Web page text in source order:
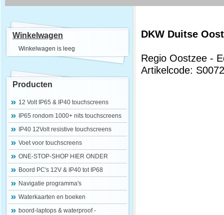
Winkelwagen
Winkelwagen is leeg
Producten
12 Volt IP65 & IP40 touchscreens
IP65 rondom 1000+ nits touchscreens
IP40 12Volt resistive touchscreens
Voet voor touchscreens
ONE-STOP-SHOP HIER ONDER
Boord PC's 12V & IP40 tot IP68
Navigatie programma's
Waterkaarten en boeken
boord-laptops & waterproof -
DKW Duitse
Regio Oostzee -
Artikelcode: